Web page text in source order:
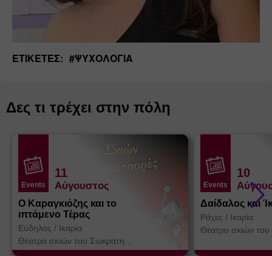
ΕΤΙΚΈΤΕΣ: #ΨΥΧΟΛΟΓΊΑ
Δες τι τρέχει στην πόλη
Events
11
Αύγουστος
Ο Καραγκιόζης και το
ιπτάμενο Τέρας
Εύδηλος / Ικαρία
Θέατρο σκιών του Σωκράτη
Κοτσορέ
Events
10
Δαίδαλος και
Ράχες / Ικαρία
Θέατρο σκιών